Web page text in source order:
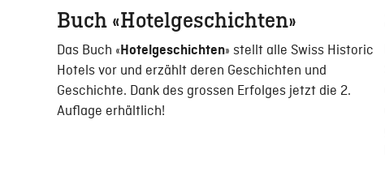
Buch «Hotelgeschichten»
Das Buch « Hotelgeschichten» stellt alle Swiss Historic
Hotels vor und erzählt deren Geschichten und
Geschichte. Dank des grossen Erfolges jetzt die 2.
Auflage erhältlich!